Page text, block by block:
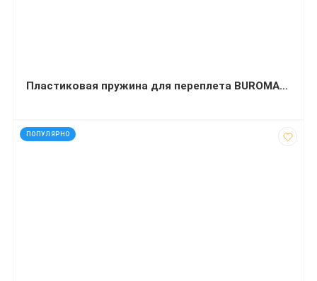
Пластиковая пружина для переплета BUROMAX А4 500 листов овальная черная
ПОПУЛЯРНО
код: 30003